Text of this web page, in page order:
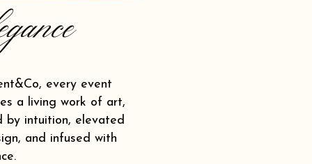
every event
a living work of art,
by intuition, elevated
and infused with